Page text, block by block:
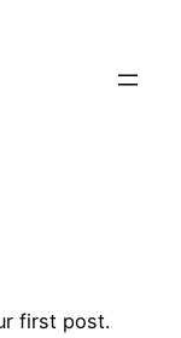
first post.